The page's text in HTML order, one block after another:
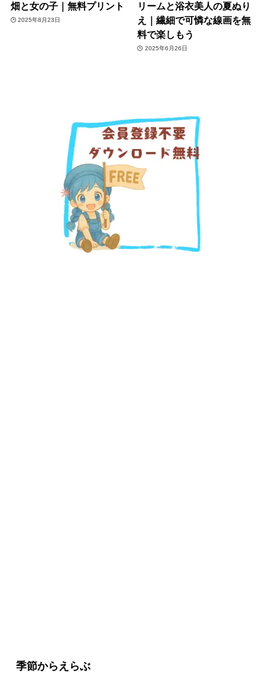
畑と女の子｜無料プリント
2025年8月23日
リームと浴衣美人の夏ぬり
え｜繊細で可憐な線画を無
料で楽しもう
2025年6月26日
季節からえらぶ